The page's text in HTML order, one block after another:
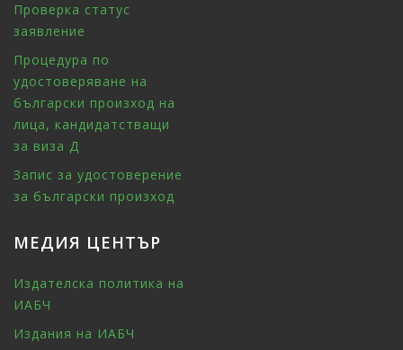
Проверка статус
заявление
Процедура по
удостоверяване на
български произход на
лица, кандидатстващи
за виза Д
Запис за удостоверение
за български произход
МЕДИЯ ЦЕНТЪР
Издателска политика на
ИАБЧ
Издания на ИАБЧ